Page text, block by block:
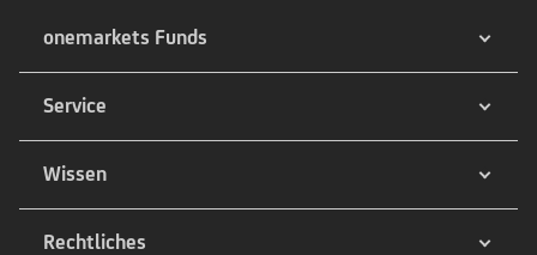
onemarkets Funds
Service
Wissen
Rechtliches